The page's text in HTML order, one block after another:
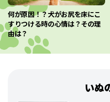
何が原因！？犬がお尻を床にこ
すりつける時の心情は？その理
由は？
いぬ